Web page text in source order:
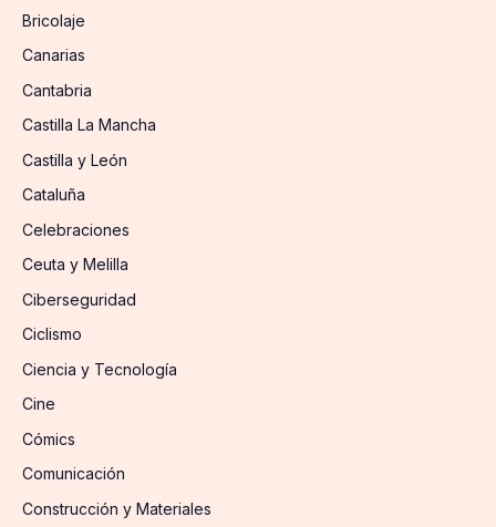
Bricolaje
Canarias
Cantabria
Castilla La Mancha
Castilla y León
Cataluña
Celebraciones
Ceuta y Melilla
Ciberseguridad
Ciclismo
Ciencia y Tecnología
Cine
Cómics
Comunicación
Construcción y Materiales